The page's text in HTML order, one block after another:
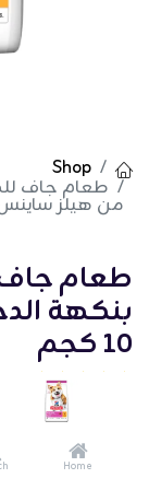
Home
Shop
طعام جاف
من هيلز ساينس
طعام جاف
بنكهة
10 كجم
طعام جاف
هيلز ساينس
للكلاب
الجودة الجلد